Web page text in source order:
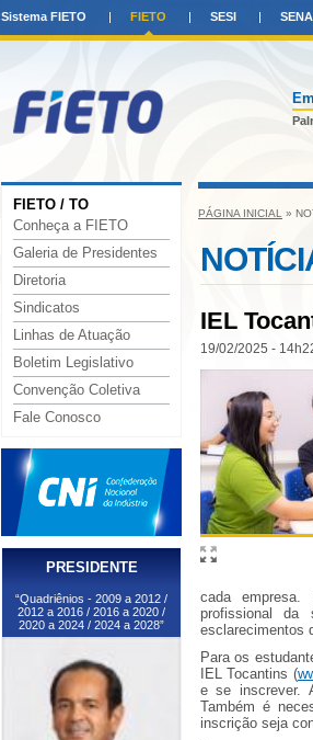
Sistema FIETO FIETO SESI
FIETO / TO
Conheça a FIETO
Galeria de Presidentes
Diretoria
Sindicatos
Linhas de Atuação
Boletim Legislativo
Convenção Coletiva
Fale Conosco
PRESIDENTE
“Quadriênios - 2009 a 2012 /
2012 a 2016 / 2016 a 2020 /
2020 a 2024 / 2024 a 2028”
PÁGINA INICIAL »
IEL
19/02/2025 -
cada empresa.
profissional
esclarecimentos
Para os
IEL Tocantins (
e se inscrever.
Também é
inscrição seja